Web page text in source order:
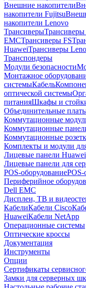
Внешние накопители
накопители Fujitsu
накопители Lenovo
ТрансиверыТрансиверы
EMCТрансиверы FS
HuaweiТрансиверы
Транспондеры
Модули безопасности
Монтажное
системыКабель
оптической системы
питанияШкафы и
Объединительные
Коммутационные
Коммутационные
Коммутационные
Комплекты и модули
Лицевые панели Huawei
Лицевые панели для
POS-оборудование
Периферийное
Dell EMC
Дисплеи, ТВ и
КабелиКабели Cisco
HuaweiКабели NetApp
Операционные системы
Оптические кроссы
Документация
Инструменты
Опции
Сертификаты
Замки для серверных